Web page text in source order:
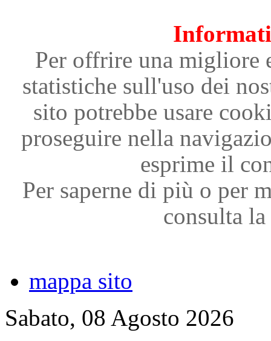
Per offrire una migliore
statistiche sull'uso dei
sito potrebbe usare
proseguire nella
esprime il
Per saperne di più o per
consulta
mappa sito
Sabato, 08 Agosto 2026